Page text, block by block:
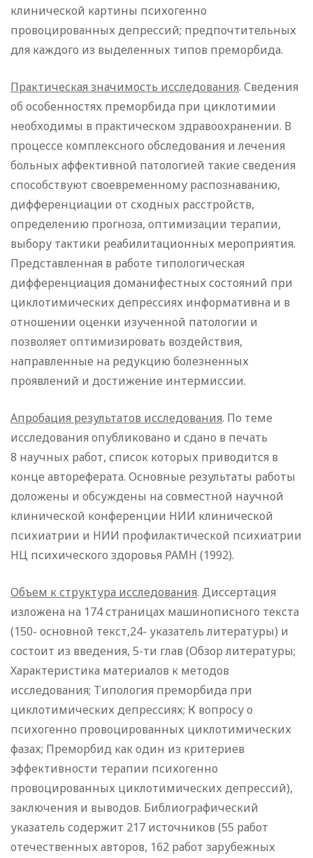
клинической картины психогенно
провоцированных депрессий; предпочтительных
для каждого из выделенных типов преморбида.
Практическая значимость исследования. Сведения
об особенностях преморбида при циклотимии
необходимы в практическом здравоохранении. В
процессе комплексного обследования и лечения
больных аффективной патологией такие сведения
способствуют своевременному распознаванию,
дифференциации от сходных расстройств,
определению прогноза, оптимизации терапии,
выбору тактики реабилитационных мероприятия.
Представленная в работе типологическая
дифференциация доманифестных состояний при
циклотимических депрессиях информативна и в
отношении оценки изученной патологии и
позволяет оптимизировать воздействия,
направленные на редукцию болезненных
проявлений и достижение интермиссии.
Апробация результатов исследования. По теме
исследования опубликовано и сдано в печать
8 научных работ, список которых приводится в
конце автореферата. Основные результаты работы
доложены и обсуждены на совместной научной
клинической конференции НИИ клинической
психиатрии и НИИ профилактической психиатрии
НЦ психического здоровья РАМН (1992).
Объем к структура исследования. Диссертация
изложена на 174 страницах машинописного текста
(150- основной текст,24- указатель литературы) и
состоит из введения, 5-ти глав (Обзор литературы;
Характеристика материалов к методов
исследования; Типология преморбида при
циклотимических депрессиях; К вопросу о
психогенно провоцированных циклотимических
фазах; Преморбид как один из критериев
эффективности терапии психогенно
провоцированных циклотимических депрессий),
заключения и выводов. Библиографический
указатель содержит 217 источников (55 работ
отечественных авторов, 162 работ зарубежных